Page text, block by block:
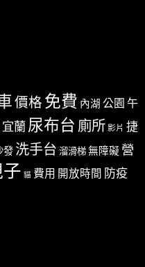
價格 免費 內湖 公園 午
宜蘭尿布台 廁所 影片 捷
發 洗手台 溜滑梯無障礙 營
貓 費用 開放時間 防疫